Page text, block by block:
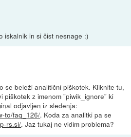
iskalnik in si čist nesnage :)
se beleži analitični piškotek. Kliknite tu,
piškotek z imenom "piwik_ignore" ki
odjavljen iz sledenja:
to/faq_126/. Koda za analitki pa se
rs.si/. Jaz tukaj ne vidim problema?